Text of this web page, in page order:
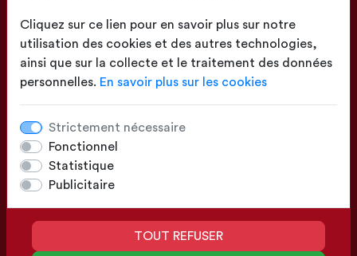
Cliquez sur ce lien pour en savoir plus sur notre
utilisation des cookies et des autres technologies,
ainsi que sur la collecte et le traitement des données
personnelles. En savoir plus sur les cookies
Strictement nécessaire
Fonctionnel
Statistique
Publicitaire
TOUT REFUSER
Livraison
sur toute la France
Sur mesure ou Standards